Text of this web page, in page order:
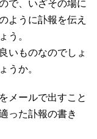
で、いざその場に
ように訃報を伝え
う。
いものなのでしょ
うか。
メールで出すこと
った訃報の書き